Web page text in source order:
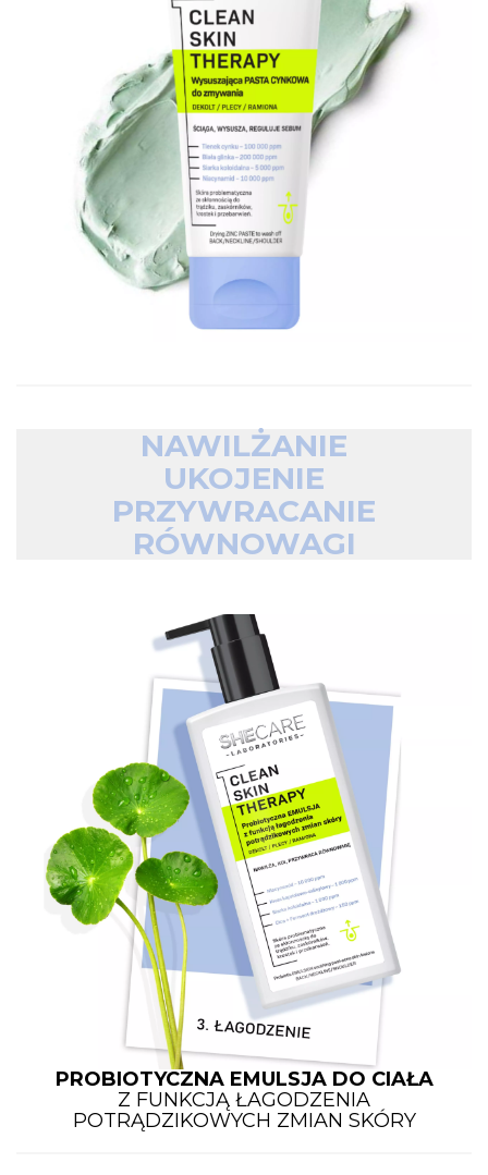
NAWILŻANIE
UKOJENIE
PRZYWRACANIE
RÓWNOWAGI
PROBIOTYCZNA EMULSJA DO CIAŁA
Z FUNKCJĄ ŁAGODZENIA
POTRĄDZIKOWYCH ZMIAN SKÓRY